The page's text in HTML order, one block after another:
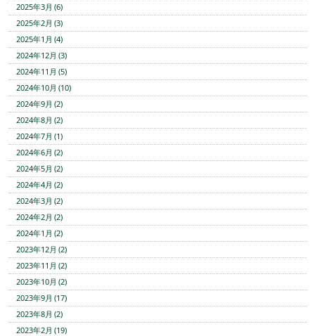
2025年3月 (6)
2025年2月 (3)
2025年1月 (4)
2024年12月 (3)
2024年11月 (5)
2024年10月 (10)
2024年9月 (2)
2024年8月 (2)
2024年7月 (1)
2024年6月 (2)
2024年5月 (2)
2024年4月 (2)
2024年3月 (2)
2024年2月 (2)
2024年1月 (2)
2023年12月 (2)
2023年11月 (2)
2023年10月 (2)
2023年9月 (17)
2023年8月 (2)
2023年2月 (19)